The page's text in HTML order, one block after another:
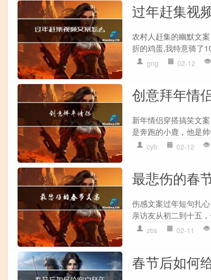
过年赶集视
农村人赶集的幽默文
折的鸡蛋,我特意骑了
gng 02-12
创意拜年情
新年情侣穿搭搞笑文
是奔跑的小鹿，他是
cyb 02-12
最悲伤的春
伤感文案过年短句扎
亲访友从初二到十五
zbs 02-11
春节后如何